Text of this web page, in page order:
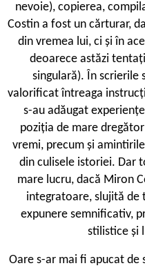
nevoie), copierea,
Costin a fost un cărturar,
din vremea lui, ci și în
deoarece astăzi
singulară). În scrierile
valorificat întreaga
s-au adăugat
poziția de mare
vremi, precum și
din culisele istoriei. Dar
mare lucru, dacă Miron
integratoare, slujită de
expunere semnificativ,
stilistice și
Oare s-ar mai fi apucat de